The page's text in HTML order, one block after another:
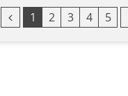
Vorherige Seite
1 2 3 4 5